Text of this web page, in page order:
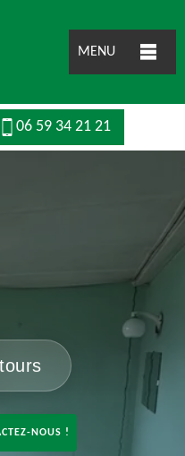
MENU
06 59 34 21 21
NOUS !